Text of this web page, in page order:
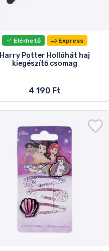
Elérhető Express
Harry Potter Hollóhát haj
kiegészítő csomag
4 190 Ft